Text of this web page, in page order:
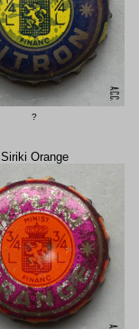
?
Siriki Orange